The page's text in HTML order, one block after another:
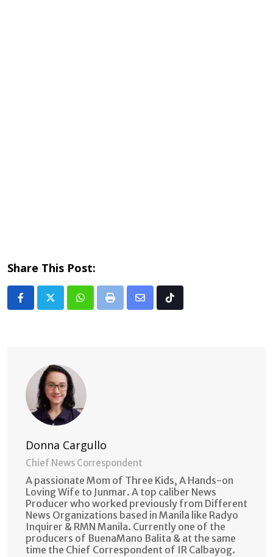
Share This Post:
Whatsapp
Print
Share Tiktok
Donna Cargullo
Chief News Correspondent
A passionate Mom of Three Kids, A Hands-on
Loving Wife to Junmar. A top caliber News
Producer who worked previously from Different
News Organizations based in Manila like Radyo
Inquirer & RMN Manila. Currently one of the
producers of BuenaMano Balita & at the same
time the Chief Correspondent of IR Calbayog.